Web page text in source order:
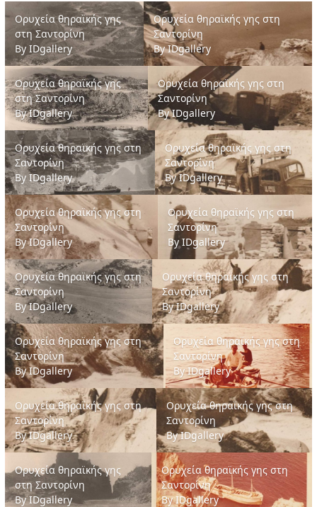
Ορυχεία θηραϊκής γης στη Σαντορίνη
Ορυχεία θηραϊκής γης
στη Σαντορίνη
By IDgallery
Ορυχεία θηραϊκής γης στη
Ορυχεία θηραϊκής γης στη
Σαντορίνη
ByIDgallery
Ορυχεία θηραϊκής γης στη Σαντορίνη
Ορυχεία θηραϊκής γης
στη Σαντορίνη
ByIDgallery
Ορυχεία θηραϊκής γης στη
Ορυχεία θηραϊκής γης στη
Σαντορίνη
ByIDgallery
Ορυχεία θηραϊκής γης στη Σαντορίνη
Ορυχεία θηραϊκής γης στη
Σαντορίνη
By IDgallery
Ορυχεία θηραϊκής γης στη
Ορυχεία θηραϊκής γης στη
Σαντορίνη
ByIDgallery
Ορυχεία θηραϊκής γης στη Σαντορίνη
Ορυχεία θηραϊκής γης στη
Σαντορίνη
ByIDgallery
Ορυχεία θηραϊκής γης στη
Ορυχεία θηραϊκής γης στη
Σαντορίνη
ByIDgallery
Ορυχεία θηραϊκής γης στη Σαντορίνη
Ορυχεία θηραϊκής γης στη
Σαντορίνη
ByIDgallery
Ορυχεία θηραϊκής γης στη
Ορυχεία θηραϊκής γης στη
Σαντορίνη
ByIDgallery
Ορυχεία θηραϊκής γης στη Σαντορίνη
Ορυχεία θηραϊκής γης στη
Σαντορίνη
ByIDgallery
Ορυχεία θηραϊκής γης στη
Ορυχεία θηραϊκής γης στη
Σαντορίνη
ByIDgallery
Ορυχεία θηραϊκής γης στη Σαντορίνη
Ορυχεία θηραϊκής γης στη
Σαντορίνη
ByIDgallery
Ορυχεία θηραϊκής γης στη
Ορυχεία θηραϊκής γης στη
Σαντορίνη
ByIDgallery
Ορυχεία θηραϊκής γης στη Σαντορίνη
Ορυχεία θηραϊκής γης
στη Σαντορίνη
ByIDgallery
Ορυχεία θηραϊκής γης στη
Ορυχεία θηραϊκής γης στη
Σαντορίνη
ByIDgallery